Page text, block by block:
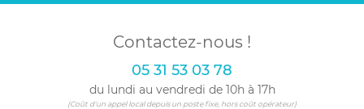
Contactez-nous !
05 31 53 03 78
du lundi au vendredi de 10h à 17h
(Coût d'un appel local depuis un poste fixe, hors coût opérateur)